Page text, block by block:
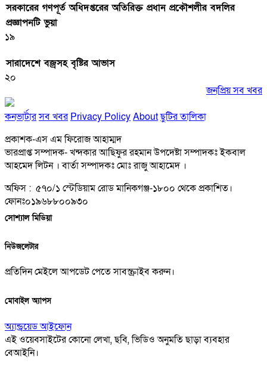
সরকারের গণপূর্ত অধিদপ্তরের অতিরিক্ত প্রধান প্রকৌশলীর বদলির
প্রজ্ঞাপনটি ভুয়া
১৯
সারাদেশে বজ্রসহ বৃষ্টির আভাস
২০
জনপ্রিয় সব খবর
কনভার্টারসব খবর Privacy PolicyAboutছুটির তালিকা
প্রকাশক-এস এম ফিরোজ আহাম্মদ
ভারপ্রাপ্ত সম্পাদক- খন্দকার আছিফুর রহমান উপদেষ্টা সম্পাদকঃ ইকবাল
আহমেদ লিটন । বার্তা সম্পাদকঃ মোঃ রাজু আহামেদ ।
অফিস : ৫৭০/১ স্টেডিয়াম রোড মানিকগঞ্জ-১৮০০ থেকে প্রকাশিত।
ফোনঃ০১৯৬৮৮০০৯৩০
সোশ্যাল মিডিয়া
নিউজলেটার
প্রতিদিন মেইলে আপডেট পেতে সাবস্ক্রাইব করুন।
মোবাইল অ্যাপস
অ্যান্ড্রয়েডআইফোন
এই ওয়েবসাইটের কোনো লেখা, ছবি, ভিডিও অনুমতি ছাড়া ব্যবহার
বেআইনি।